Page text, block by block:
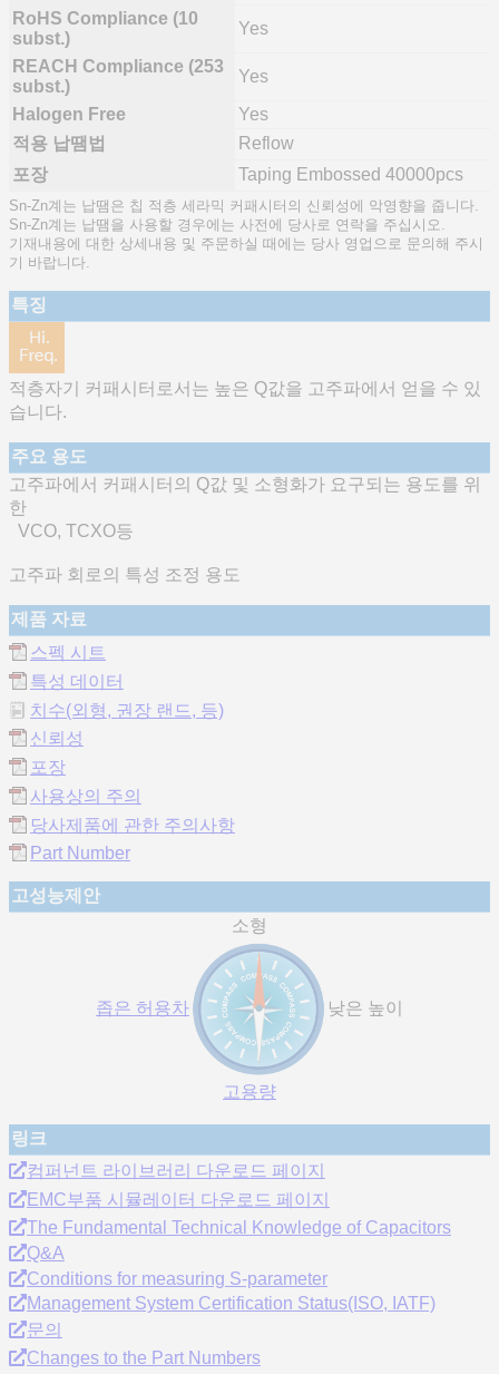
RoHS Compliance (10
subst.)
Yes
REACH Compliance (253
subst.)
Yes
Halogen Free
Yes
적용 납땜법
Reflow
포장
Taping Embossed 40000pcs
Sn-Zn계는 납땜은 칩 적층 세라믹 커패시터의 신뢰성에 악영향을 줍니다.
Sn-Zn계는 납땜을 사용할 경우에는 사전에 당사로 연락을 주십시오.
기재내용에 대한 상세내용 및 주문하실 때에는 당사 영업으로 문의해 주시
기 바랍니다.
특징
적층자기 커패시터로서는 높은 Q값을 고주파에서 얻을 수 있
습니다.
주요 용도
고주파에서 커패시터의 Q값 및 소형화가 요구되는 용도를 위
한
VCO, TCXO등
고주파 회로의 특성 조정 용도
제품 자료
스펙 시트
특성 데이터
치수(외형, 권장 랜드, 등)
신뢰성
포장
사용상의 주의
당사제품에 관한 주의사항
Part Number
고성능제안
소형
좁은 허용차 낮은 높이
고용량
링크
컴퍼넌트 라이브러리 다운로드 페이지
EMC부품 시뮬레이터 다운로드 페이지
The Fundamental Technical Knowledge of Capacitors
Q&A
Conditions for measuring S-parameter
Management System Certification Status(ISO, IATF)
문의
Changes to the Part Numbers